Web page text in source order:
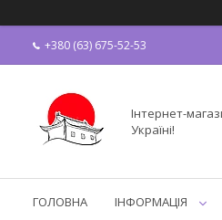
+380 (63) 675-52-53
Інтернет-
Україні!
ГОЛОВНА ІНФОРМАЦІЯ